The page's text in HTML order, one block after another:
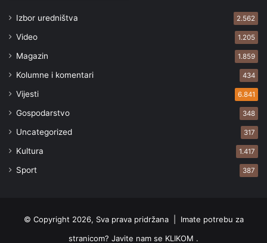
Izbor uredništva 2.562
Video 1.205
Magazin 1.859
Kolumne i komentari 434
Vijesti 6.841
Gospodarstvo 348
Uncategorized 317
Kultura 1.417
Sport 387
© Copyright 2026, Sva prava pridržana | Imate potrebu za
stranicom? Javite nam se KLIKOM .